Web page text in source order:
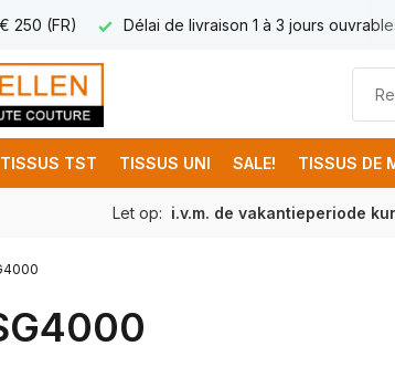
250 (FR) Délai de livraison 1 à 3 jours
TISSUS TST TISSUS UNI SALE! TISSUS DE
Let op: i.v.m. de vakantieperiode